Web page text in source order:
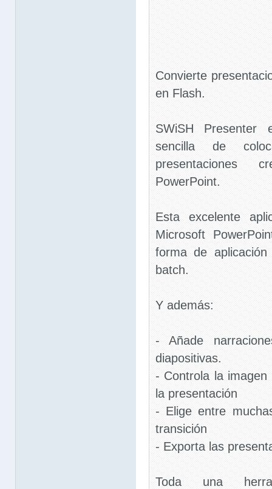
Convierte
en Flash.
SWiSH
sencilla de
presentaciones
PowerPoint.
Esta excelente
Microsoft
forma de
batch.
Y además:
- Añade
diapositivas.
- Controla la
la presentación
- Elige entre
transición
- Exporta las
Toda una